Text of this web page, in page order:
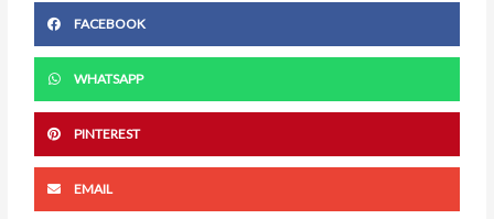
FACEBOOK
WHATSAPP
PINTEREST
EMAIL